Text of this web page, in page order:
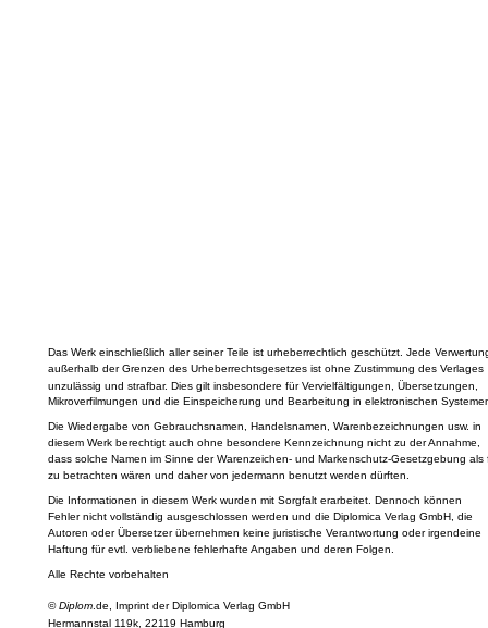
Das Werk einschließlich aller seiner Teile ist urheberrechtlich geschützt. Jede
außerhalb der Grenzen des Urheberrechtsgesetzes ist ohne Zustimmung des Verlages
unzulässig und strafbar. Dies gilt insbesondere für Vervielfältigungen, Übersetzungen,
Mikroverfilmungen und die Einspeicherung und Bearbeitung in elektronischen
Die Wiedergabe von Gebrauchsnamen, Handelsnamen, Warenbezeichnungen usw. in
diesem Werk berechtigt auch ohne besondere Kennzeichnung nicht zu der Annahme,
dass solche Namen im Sinne der Warenzeichen- und Markenschutz-Gesetzgebung als
zu betrachten wären und daher von jedermann benutzt werden dürften.
Die Informationen in diesem Werk wurden mit Sorgfalt erarbeitet. Dennoch können
Fehler nicht vollständig ausgeschlossen werden und die Diplomica Verlag GmbH, die
Autoren oder Übersetzer übernehmen keine juristische Verantwortung oder irgendeine
Haftung für evtl. verbliebene fehlerhafte Angaben und deren Folgen.
Alle Rechte vorbehalten
©Diplom.de, Imprint der Diplomica Verlag GmbH
Hermannstal 119k, 22119 Hamburg